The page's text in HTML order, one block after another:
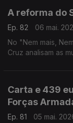
A reforma do
Ep. 82
06 mai.
No "Nem mais,
Cruz analisam as
Carta e 439
Forças
Ep. 81
05 mai.